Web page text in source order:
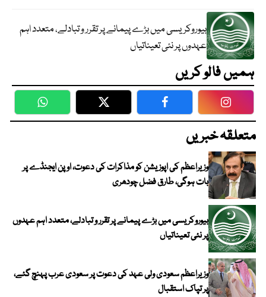
بیوروکریسی میں بڑے پیمانے پر تقرر و تبادلے، متعدد اہم
عہدوں پر نئی تعیناتیاں
ہمیں فالو کریں
WhatsApp Twitter Facebook
متعلقہ خبریں
وزیراعظم کی اپوزیشن کو مذاکرات کی دعوت، اوپن ایجنڈے پر
بات ہوگی، طارق فضل چودھری
بیوروکریسی میں بڑے پیمانے پر تقرر و تبادلے، متعدد اہم عہدوں
پر نئی تعیناتیاں
وزیراعظم سعودی ولی عہد کی دعوت پر سعودی عرب پہنچ گئے،
پر تپاک استقبال